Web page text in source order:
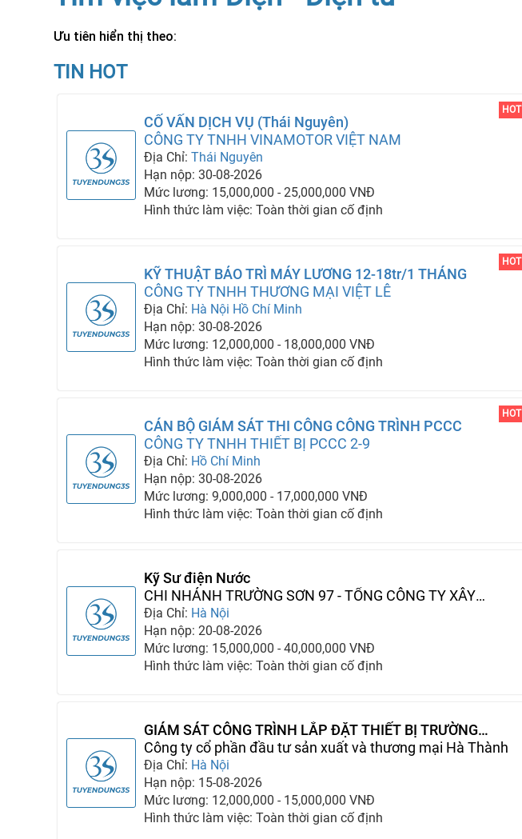
Ưu tiên hiển thị theo:
TIN HOT
CỐ VẤN DỊCH VỤ (Thái Nguyên)
CÔNG TY TNHH VINAMOTOR VIỆT NAM
Địa Chỉ:Thái Nguyên
Hạn nộp: 30-08-2026
Mức lương: 15,000,000 - 25,000,000 VNĐ
Hình thức làm việc: Toàn thời gian cố định
HOT
KỸ THUẬT BẢO TRÌ MÁY LƯƠNG 12-18tr/1 THÁNG
CÔNG TY TNHH THƯƠNG MẠI VIỆT LÊ
Địa Chỉ: Hà Nội Hồ Chí Minh
Hạn nộp: 30-08-2026
Mức lương: 12,000,000 - 18,000,000 VNĐ
Hình thức làm việc: Toàn thời gian cố định
HOT
CÁN BỘ GIÁM SÁT THI CÔNG CÔNG TRÌNH PCCC
CÔNG TY TNHH THIẾT BỊ PCCC 2-9
Địa Chỉ: Hồ Chí Minh
Hạn nộp: 30-08-2026
Mức lương: 9,000,000 - 17,000,000 VNĐ
Hình thức làm việc: Toàn thời gian cố định
HOT
Kỹ Sư điện Nước
CHI NHÁNH TRƯỜNG SƠN 97 - TỔNG CÔNG TY XÂY
DỰNG TRƯỜNG SƠN
Địa Chỉ: Hà Nội
Hạn nộp: 20-08-2026
Mức lương: 15,000,000 - 40,000,000 VNĐ
Hình thức làm việc: Toàn thời gian cố định
GIÁM SÁT CÔNG TRÌNH LẮP ĐẶT THIẾT BỊ TRƯỜNG
HỌC
Công ty cổ phần đầu tư sản xuất và thương mại Hà Thành
Địa Chỉ: Hà Nội
Hạn nộp: 15-08-2026
Mức lương: 12,000,000 - 15,000,000 VNĐ
Hình thức làm việc: Toàn thời gian cố định